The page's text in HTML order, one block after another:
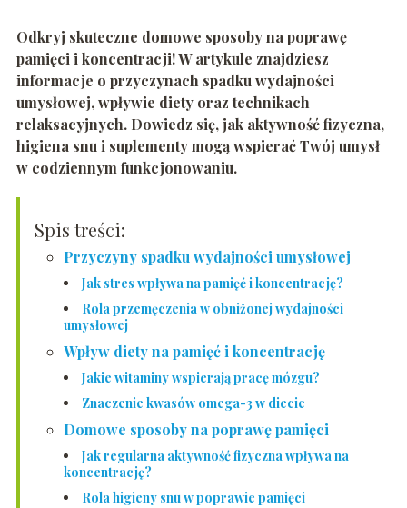
Odkryj skuteczne domowe sposoby na poprawę
pamięci i koncentracji! W artykule znajdziesz
informacje o przyczynach spadku wydajności
umysłowej, wpływie diety oraz technikach
relaksacyjnych. Dowiedz się, jak aktywność fizyczna,
higiena snu i suplementy mogą wspierać Twój umysł
w codziennym funkcjonowaniu.
Spis treści:
Przyczyny spadku wydajności umysłowej
Jak stres wpływa na pamięć i koncentrację?
Rola przemęczenia w obniżonej wydajności
umysłowej
Wpływ diety na pamięć i koncentrację
Jakie witaminy wspierają pracę mózgu?
Znaczenie kwasów omega-3 w diecie
Domowe sposoby na poprawę pamięci
Jak regularna aktywność fizyczna wpływa na
koncentrację?
Rola higieny snu w poprawie pamięci